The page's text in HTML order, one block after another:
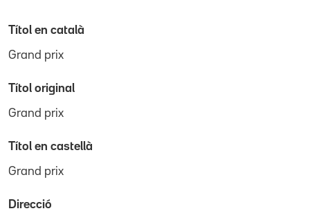
Títol en català
Grand prix
Títol original
Grand prix
Títol en castellà
Grand prix
Direcció